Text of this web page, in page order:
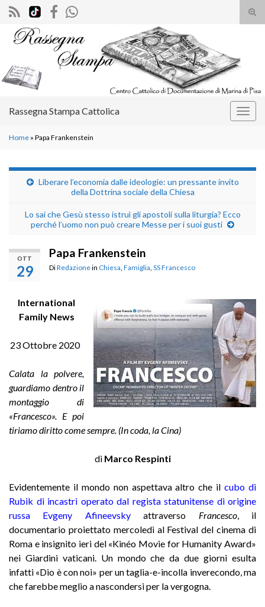
il
Search for:
Rassegna Stampa Cattolica
Home » Papa Frankenstein
Liberare l’economia dalle ideologie: un pressante invito
della Dottrina sociale della Chiesa
Lo sai che Gesù stesso istruì gli apostoli sulla liturgia? Ecco
perché l’uomo non può creare Messe per i suoi gusti
OTT
29
Papa Frankenstein
DiRedazionein Chiesa Famiglia SS Francesco
International
Family News
23 Ottobre 2020
Calata la polvere,
guardiamo dentro il
montaggio di
«Francesco». E poi
tiriamo diritto come sempre. (In coda, la Cina)
di Marco Respinti
Evidentemente il mondo non aspettava altro che il cubo di
Rubik di incastri operato dal regista statunitense di origine
russa Evgeny Afineevsky
attraverso Francesco, il
documentario proiettato mercoledì al Festival del cinema di
Roma e insignito ieri del «Kinéo Movie for Humanity Award»
nei Giardini vaticani. Un mondo che da due giorni esulta
infatti «Dio è con noi» per un taglia-e-incolla inverecondo, ma
che farebbe meglio a nascondersi per la vergogna.